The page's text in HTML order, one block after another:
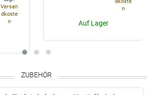
Versan
dkoste
n
n
Auf Lager
ZUBEHÖR